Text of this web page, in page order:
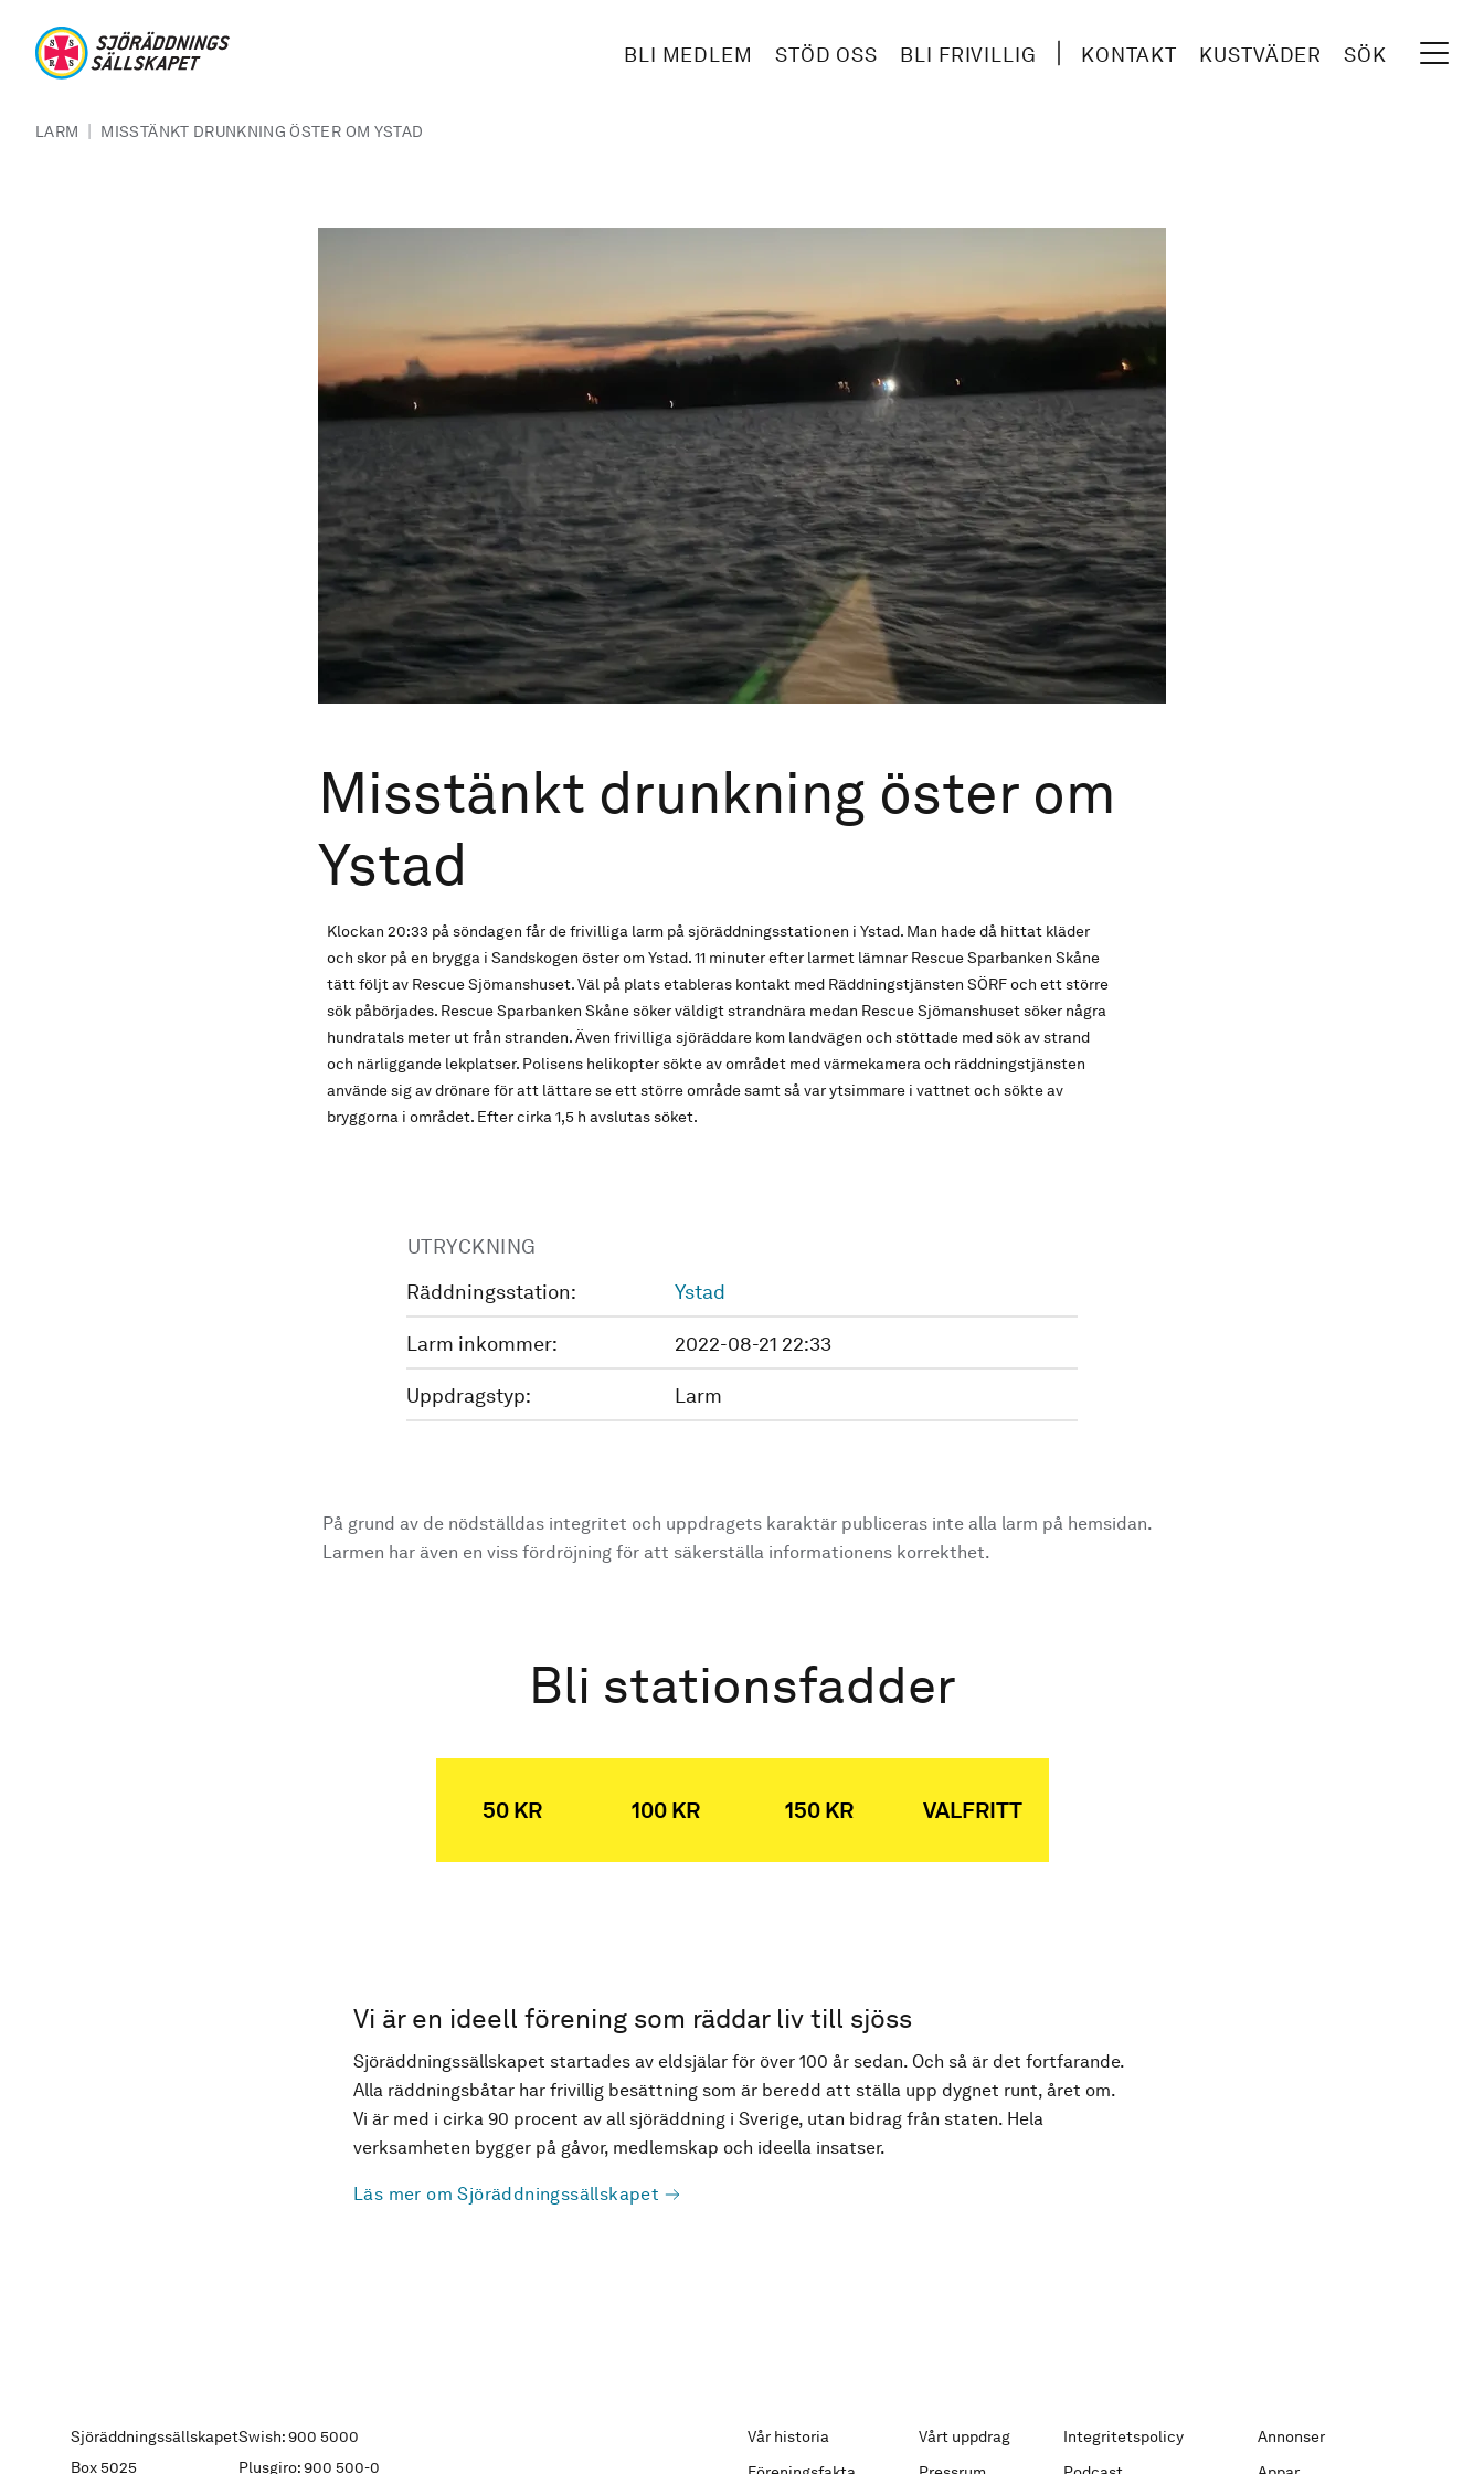
BLI MEDLEM STÖD OSS BLI FRIVILLIG KONTAKT KUSTVÄDER SÖK
LARM | MISSTÄNKT DRUNKNING ÖSTER OM YSTAD
Misstänkt drunkning öster om
Ystad
Klockan 20:33 på söndagen får de frivilliga larm på sjöräddningsstationen i Ystad. Man hade då hittat kläder
och skor på en brygga i Sandskogen öster om Ystad. 11 minuter efter larmet lämnar Rescue Sparbanken Skåne
tätt följt av Rescue Sjömanshuset. Väl på plats etableras kontakt med Räddningstjänsten SÖRF och ett större
sök påbörjades. Rescue Sparbanken Skåne söker väldigt strandnära medan Rescue Sjömanshuset söker några
hundratals meter ut från stranden. Även frivilliga sjöräddare kom landvägen och stöttade med sök av strand
och närliggande lekplatser. Polisens helikopter sökte av området med värmekamera och räddningstjänsten
använde sig av drönare för att lättare se ett större område samt så var ytsimmare i vattnet och sökte av
bryggorna i området. Efter cirka 1,5 h avslutas söket.
UTRYCKNING
Räddningsstation:
Ystad
Larm inkommer: 2022-08-21 22:33
Uppdragstyp: Larm
På grund av de nödställdas integritet och uppdragets karaktär publiceras inte alla larm på hemsidan.
Larmen har även en viss fördröjning för att säkerställa informationens korrekthet.
Bli stationsfadder
50 KR 100 KR 150 KR VALFRITT
Vi är en ideell förening som räddar liv till sjöss
Sjöräddningssällskapet startades av eldsjälar för över 100 år sedan. Och så är det fortfarande.
Alla räddningsbåtar har frivillig besättning som är beredd att ställa upp dygnet runt, året om.
Vi är med i cirka 90 procent av all sjöräddning i Sverige, utan bidrag från staten. Hela
verksamheten bygger på gåvor, medlemskap och ideella insatser.
Läs mer om Sjöräddningssällskapet
Sjöräddningssällskapet
Box 5025
Swish: 900 5000
Plusgiro: 900 500-0
Vår historia Vårt uppdrag Integritetspolicy
Annonser